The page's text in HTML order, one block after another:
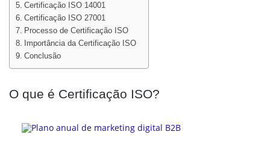
Certificação ISO 14001
Certificação ISO 27001
Processo de Certificação ISO
Importância da Certificação ISO
Conclusão
O que é Certificação ISO?